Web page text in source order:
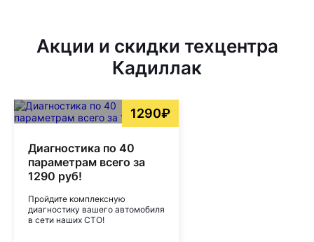
Акции и скидки техцентра
Кадиллак
1290₽
Диагностика по 40
параметрам всего за
1290 руб!
Пройдите комплексную
диагностику вашего автомобиля
в сети наших СТО!